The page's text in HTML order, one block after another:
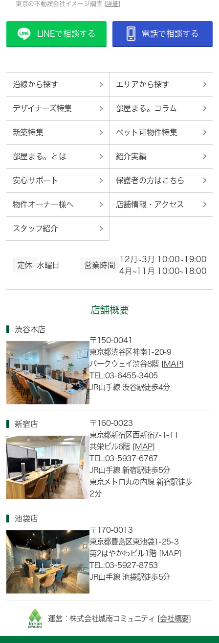
東京の不動産会社イメージ調査 [ 詳細
LINEで相談する 電話で相談する
沿線から探す エリアから探す
デザイナーズ特集 部屋まる。コラム
新築特集 ペット可物件特集
部屋まる。とは 紹介実績
安心サポート 保護者の方はこちら
物件オーナー様へ 店舗情報・アクセス
スタッフ紹介
定休 水曜日 営業時間
12月~3月 10:00~19:00
4月~11月 10:00~18:00
店舗概要
渋谷本店
〒150-0041
東京都渋谷区神南1-20-9
パークウェイ渋谷8階 [MAP]
TEL:03-6455-3405
JR山手線 渋谷駅徒歩4分
新宿店
〒160-0023
東京都新宿区西新宿7-1-11
共栄ビル6階 [MAP]
TEL:03-5937-6767
JR山手線 新宿駅徒歩5分
東京メトロ丸の内線 新宿駅徒歩
2分
池袋店
〒170-0013
東京都豊島区東池袋1-25-3
第2はやかわビル1階 [MAP]
TEL:03-5927-8753
JR山手線 池袋駅徒歩5分
運営：株式会社城南コミュニティ [会社概要]